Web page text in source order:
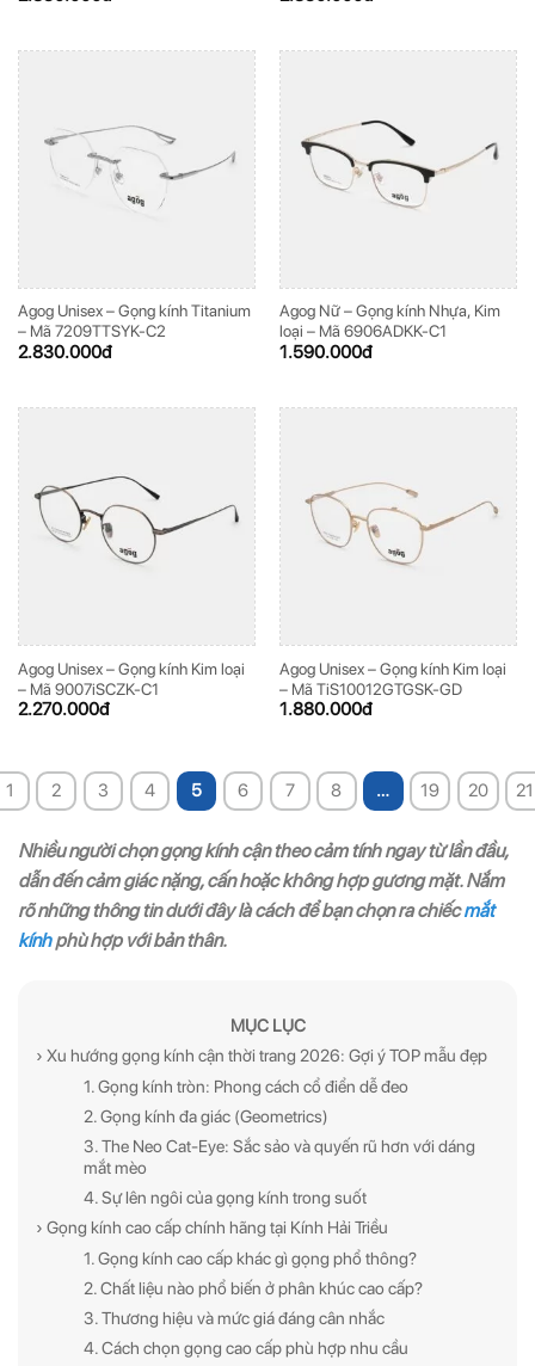
Agog Unisex – Gọng kính Titanium
– Mã 7209TTSYK-C2
2.830.000đ
Agog Nữ – Gọng kính Nhựa, Kim
loại – Mã 6906ADKK-C1
1.590.000đ
Agog Unisex – Gọng kính Kim loại
– Mã 9007iSCZK-C1
2.270.000đ
Agog Unisex – Gọng kính Kim loại
– Mã TiS10012GTGSK-GD
1.880.000đ
1 2 3 4 5 6 7 8 … 19 20 21
Nhiều người chọn gọng kính cận theo cảm tính ngay từ lần đầu,
dẫn đến cảm giác nặng, cấn hoặc không hợp gương mặt. Nắm
rõ những thông tin dưới đây là cách để bạn chọn ra chiếcmắt
kínhphù hợp với bản thân.
MỤC LỤC
› Xu hướng gọng kính cận thời trang 2026: Gợi ý TOP mẫu đẹp
1. Gọng kính tròn: Phong cách cổ điển dễ đeo
2. Gọng kính đa giác (Geometrics)
3. The Neo Cat-Eye: Sắc sảo và quyến rũ hơn với dáng
mắt mèo
4. Sự lên ngôi của gọng kính trong suốt
› Gọng kính cao cấp chính hãng tại Kính Hải Triều
1. Gọng kính cao cấp khác gì gọng phổ thông?
2. Chất liệu nào phổ biến ở phân khúc cao cấp?
3. Thương hiệu và mức giá đáng cân nhắc
4. Cách chọn gọng cao cấp phù hợp nhu cầu